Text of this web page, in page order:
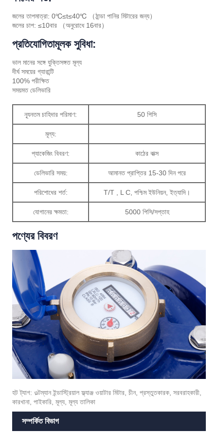
জলের তাপমাত্রা: 0℃≤t≤40℃ （ঠান্ডা পানির মিটারের জন্য）
জলের চাপ: ≤10বার （অনুরোধে 16বার）
প্রতিযোগিতামূলক সুবিধা:
ভাল মানের সঙ্গে যুক্তিসঙ্গত মূল্য
দীর্ঘ সময়ের গ্যারান্টি
100% পরীক্ষিত
সময়মত ডেলিভারি
ন্যূনতম চাহিদার পরিমাণ: 50 পিসি
মূল্য:
প্যাকেজিং বিবরণ: কাঠের বাক্স
ডেলিভারি সময়: আমানত প্রাপ্তির 15-30 দিন পরে
পরিশোধের শর্ত: T/T , L C, পশ্চিম ইউনিয়ন, ইত্যাদি।
যোগানের ক্ষমতা: 5000 পিসি/সপ্তাহ
পণ্যের বিবরণ
হট ট্যাগ: ওল্টম্যান ইন্ডাস্ট্রিয়াল ফ্ল্যাঞ্জ ওয়াটার মিটার, চীন, প্রস্তুতকারক, সরবরাহকারী,
কারখানা, পাইকারি, মূল্য, মূল্য তালিকা
সম্পর্কিত বিভাগ